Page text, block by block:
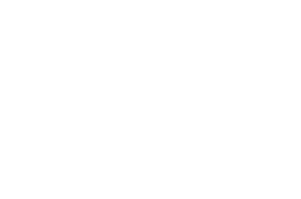
好きです。
タンダードでは